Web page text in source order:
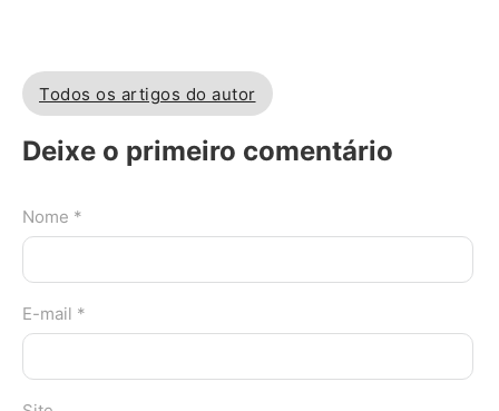
Todos os artigos do autor
Deixe o primeiro comentário
Nome *
E-mail *